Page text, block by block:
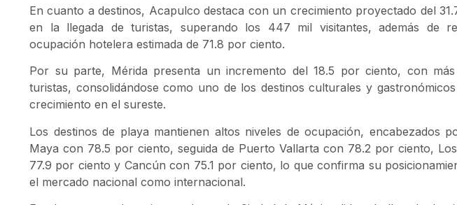
En cuanto a destinos, Acapulco destaca con un crecimiento proyectado del
en la llegada de turistas, superando los 447 mil visitantes, además de
ocupación hotelera estimada de 71.8 por ciento.
Por su parte, Mérida presenta un incremento del 18.5 por ciento, con
turistas, consolidándose como uno de los destinos culturales y
crecimiento en el sureste.
Los destinos de playa mantienen altos niveles de ocupación, encabezados
Maya con 78.5 por ciento, seguida de Puerto Vallarta con 78.2 por ciento,
77.9 por ciento y Cancún con 75.1 por ciento, lo que confirma su
el mercado nacional como internacional.